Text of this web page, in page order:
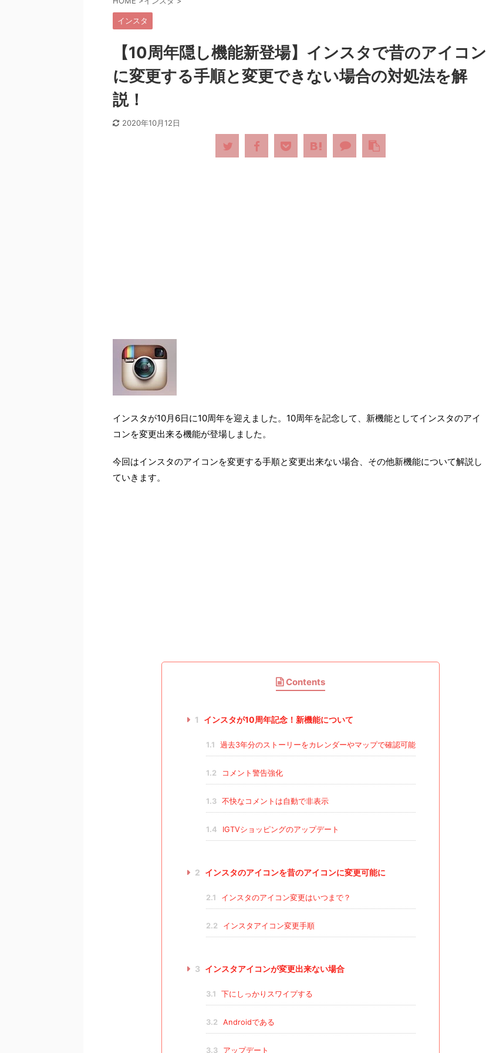
インスタ
【10周年隠し機能新登場】インスタで昔のアイコン
に変更する手順と変更できない場合の対処法を解
説！
2020年10月12日
インスタが10月6日に10周年を迎えました。10周年を記念して、新機能としてインスタのアイ
コンを変更出来る機能が登場しました。
今回はインスタのアイコンを変更する手順と変更出来ない場合、その他新機能について解説し
ていきます。
Contents
1 インスタが10周年記念！新機能について
1.1 過去3年分のストーリーをカレンダーやマップで確認可能
1.2 コメント警告強化
1.3 不快なコメントは自動で非表示
1.4 IGTVショッピングのアップデート
2 インスタのアイコンを昔のアイコンに変更可能に
2.1 インスタのアイコン変更はいつまで？
2.2 インスタアイコン変更手順
3 インスタアイコンが変更出来ない場合
3.1 下にしっかりスワイプする
3.2 Androidである
3.3 アップデート